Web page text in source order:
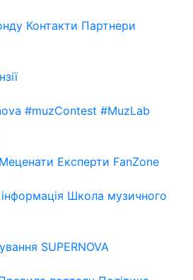
Контакти Партнери
#muzContest #MuzLab
Меценати Експерти FanZone
Школа музичного
SUPERNOVA